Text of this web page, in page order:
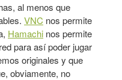
al menos que
VNC nos permite
Hamachi nos permite
para así poder jugar
originales y que
obviamente, no